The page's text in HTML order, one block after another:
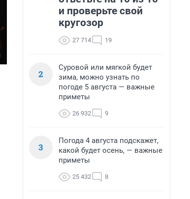
и проверьте свой
кругозор
27 714 19
2
Суровой или мягкой будет
зима, можно узнать по
погоде 5 августа — важные
приметы
26 932 9
3
Погода 4 августа подскажет,
какой будет осень, — важные
приметы
25 432 8